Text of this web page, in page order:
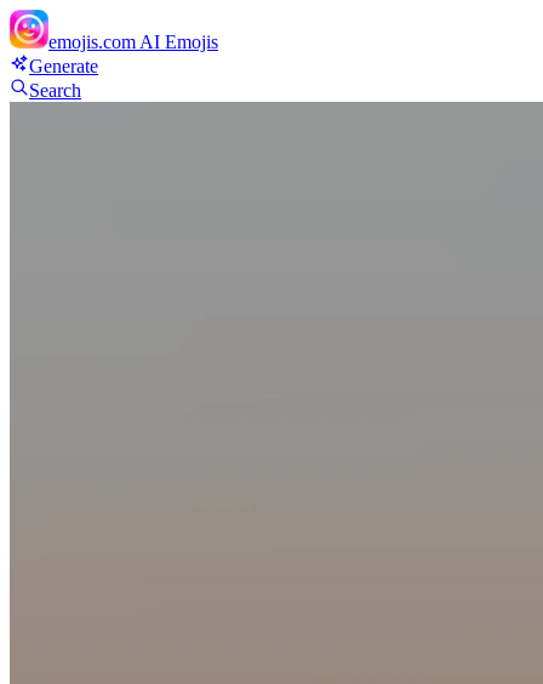
emojis.com AI Emojis
Generate
Search